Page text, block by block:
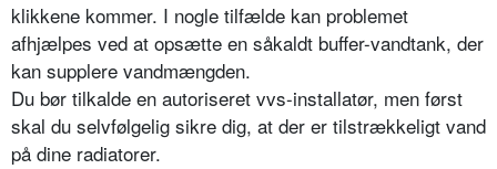
klikkene kommer. I nogle tilfælde kan problemet
afhjælpes ved at opsætte en såkaldt buffer-vandtank, der
kan supplere vandmængden.
Du bør tilkalde en autoriseret vvs-installatør, men først
skal du selvfølgelig sikre dig, at der er tilstrækkeligt vand
på dine radiatorer.